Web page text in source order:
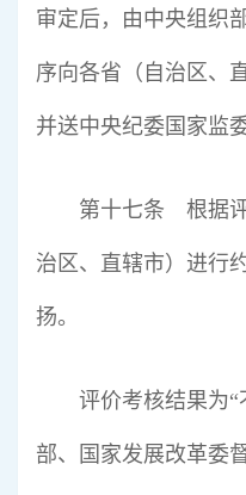
审定后，由中央组织
序向各省（自治区、
并送中央纪委国家监委
第十七条 根据
治区、直辖市）进行
扬。
评价考核结果为
部、国家发展改革委